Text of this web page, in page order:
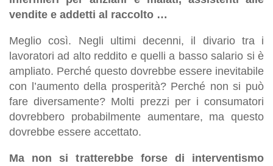
vendite e addetti al raccolto …
Meglio così. Negli ultimi decenni, il divario tra i
lavoratori ad alto reddito e quelli a basso salario si è
ampliato. Perché questo dovrebbe essere inevitabile
con l’aumento della prosperità? Perché non si può
fare diversamente? Molti prezzi per i consumatori
dovrebbero probabilmente aumentare, ma questo
dovrebbe essere accettato.
Ma non si tratterebbe forse di interventismo